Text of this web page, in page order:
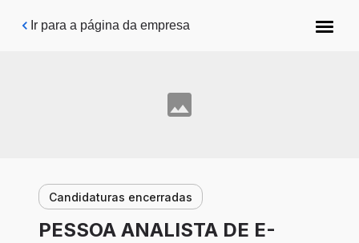
Pular para o conteúdo principal
Ir para a página da empresa
Candidaturas encerradas
PESSOA ANALISTA DE E-